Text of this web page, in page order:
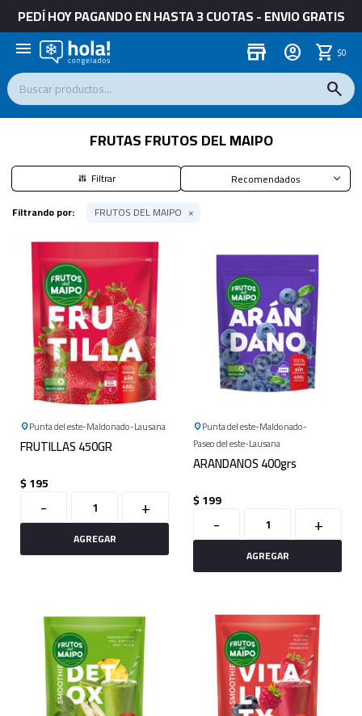
PEDÍ HOY PAGANDO EN HASTA 3 CUOTAS - ENVIO GRATIS
menu store $0
FRUTAS FRUTOS DEL MAIPO
Recomendados
Filtrando por:
FRUTOS DEL MAIPO
Punta del este Maldonado Lausana
FRUTILLAS 450GR
$195
- +
Punta del este Maldonado
Paseo del este Lausana
ARANDANOS 400grs
$199
- +